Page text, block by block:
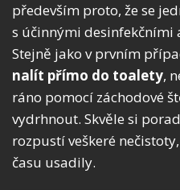
především proto, že se
s účinnými desinfekčními
Stejně jako v prvním
nalít přímo do toalety,
ráno pomocí záchodové
vydrhnout. Skvěle si
rozpustí veškeré
času usadily.